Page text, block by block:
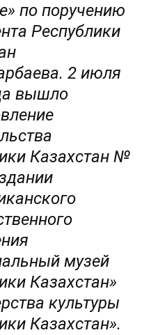
по поручению
Республики
2 июля
вышло
Казахстан №
музей
Казахстан»
культуры
Казахстан».